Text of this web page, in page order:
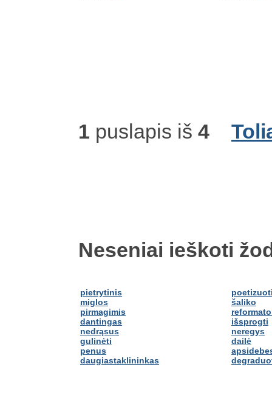
1 puslapis iš 4
Neseniai ieškoti
pietrytinis
miglos
pirmagimis
dantingas
nedrąsus
gulinėti
penus
daugiastaklininkas
šaliko
išsprogti
neregys
dailė